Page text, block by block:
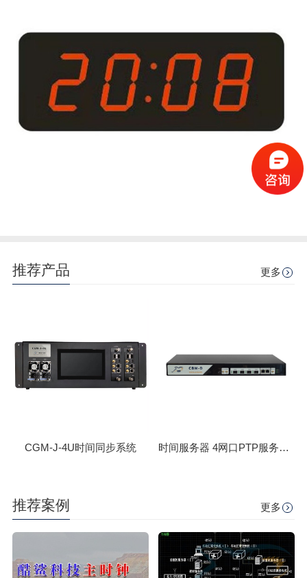
推荐产品 更多
CGM-J-4U时间同步系统 时间服务器 4网口PTP服务器 CBM-D-40
推荐案例 更多